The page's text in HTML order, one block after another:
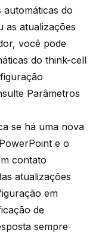
automáticas do
as atualizações
você pode
do think-cell
Parâmetros
se há uma nova
e o
contato
atualizações
em
de
sempre